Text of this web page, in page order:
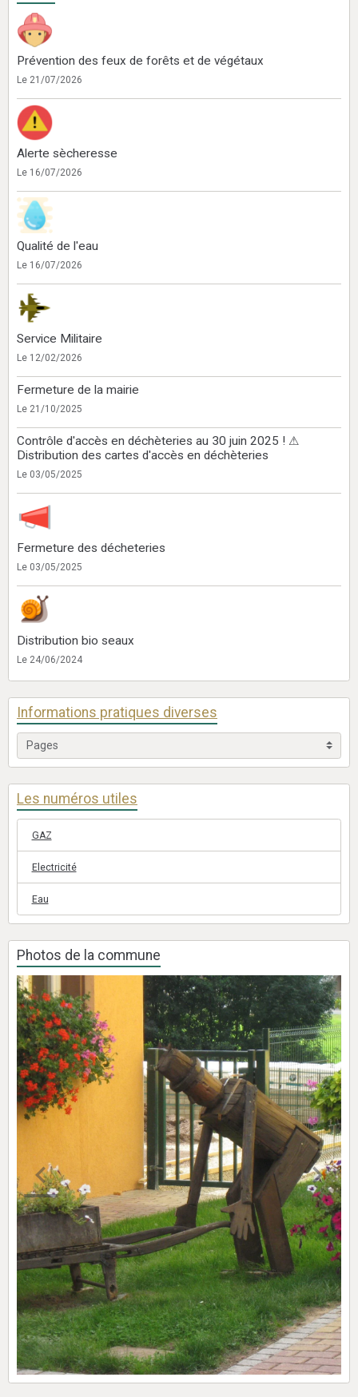
Prévention des feux de forêts et de végétaux
Le 21/07/2026
Alerte sècheresse
Le 16/07/2026
Qualité de l'eau
Le 16/07/2026
Service Militaire
Le 12/02/2026
Fermeture de la mairie
Le 21/10/2025
Contrôle d'accès en déchèteries au 30 juin 2025 ! ⚠
Distribution des cartes d'accès en déchèteries
Le 03/05/2025
Fermeture des décheteries
Le 03/05/2025
Distribution bio seaux
Le 24/06/2024
Informations pratiques diverses
Les numéros utiles
GAZ
Electricité
Eau
Photos de la commune